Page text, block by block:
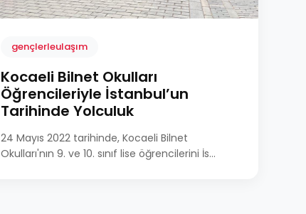
gençlerleulaşım
Kocaeli Bilnet Okulları
Öğrencileriyle İstanbul’un
Tarihinde Yolculuk
24 Mayıs 2022 tarihinde, Kocaeli Bilnet
Okulları'nın 9. ve 10. sınıf lise öğrencilerini İs...